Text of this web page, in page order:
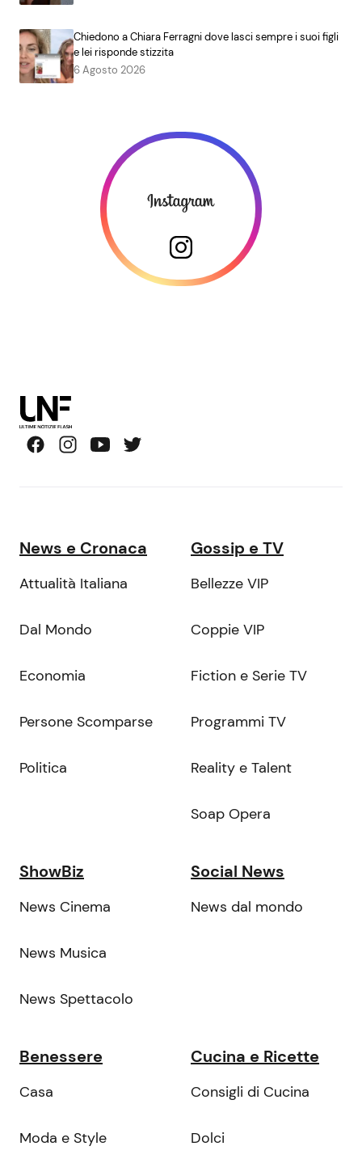
Chiedono a Chiara Ferragni dove lasci sempre i suoi figli
e lei risponde stizzita
6 Agosto 2026
News e Cronaca
Attualità Italiana
Dal Mondo
Economia
Persone Scomparse
Politica
Gossip e TV
Bellezze VIP
Coppie VIP
Fiction e Serie TV
Programmi TV
Reality e Talent
Soap Opera
ShowBiz
News Cinema
News Musica
News Spettacolo
Social News
News dal mondo
Benessere
Casa
Moda e Style
Cucina e Ricette
Consigli di Cucina
Dolci